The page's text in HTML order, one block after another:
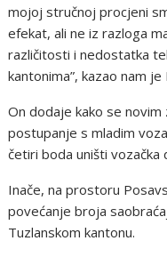
mojoj stručnoj procjeni
efekat, ali ne iz razloga
različitosti i nedostatka
kantonima”, kazao nam je
On dodaje kako se
postupanje s mladim
četiri boda uništi vozačka
Inače, na prostoru
povećanje broja
Tuzlanskom kantonu.